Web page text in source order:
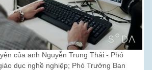
của anh Nguyễn Trung Thái - Phó
dục nghề nghiệp; Phó Trưởng Ban